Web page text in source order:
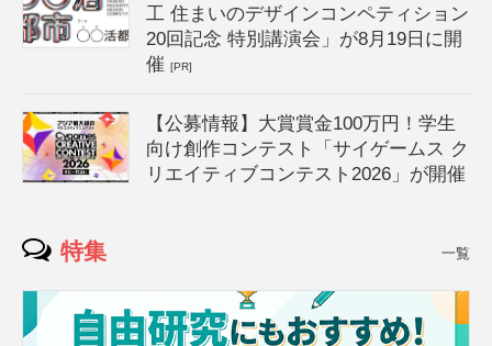
工 住まいのデザインコンペティション
20回記念 特別講演会」が8月19日に開
催[PR]
【公募情報】大賞賞金100万円！学生
向け創作コンテスト「サイゲームス ク
リエイティブコンテスト2026」が開催
特集 一覧